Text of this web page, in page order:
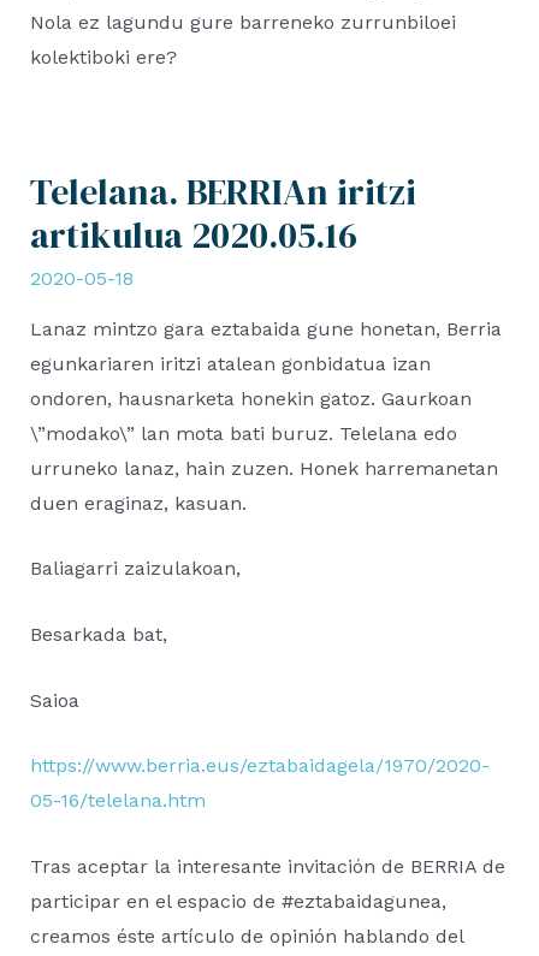
Nola ez lagundu gure barreneko zurrunbiloei
kolektiboki ere?
Telelana. BERRIAn iritzi
artikulua 2020.05.16
2020-05-18
Lanaz mintzo gara eztabaida gune honetan, Berria
egunkariaren iritzi atalean gonbidatua izan
ondoren, hausnarketa honekin gatoz. Gaurkoan
\”modako\” lan mota bati buruz. Telelana edo
urruneko lanaz, hain zuzen. Honek harremanetan
duen eraginaz, kasuan.
Baliagarri zaizulakoan,
Besarkada bat,
Saioa
https://www.berria.eus/eztabaidagela/1970/2020-
05-16/telelana.htm
Tras aceptar la interesante invitación de BERRIA de
participar en el espacio de #eztabaidagunea,
creamos éste artículo de opinión hablando del